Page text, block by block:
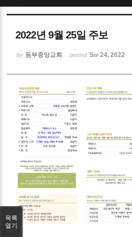
2022년 9월 25일 주보
by 동부중앙교회 posted Sep 24, 2022
목록
열기
Sketchbook5, 스케
Sketchbook5, 스